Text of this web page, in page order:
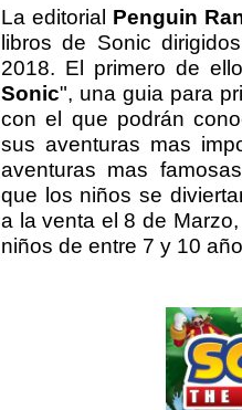
La editorial Penguin
libros de Sonic
2018. El primero de
Sonic", una guia para
con el que podrán
sus aventuras mas
aventuras mas
que los niños se
a la venta el 8 de
niños de entre 7 y 10